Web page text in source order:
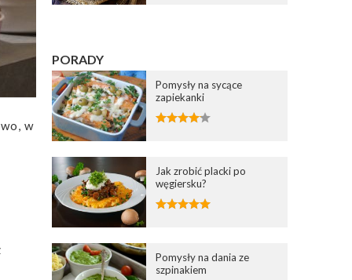
w
PORADY
Pomysły na sycące
zapiekanki
Jak zrobić placki po
węgiersku?
Pomysły na dania ze
szpinakiem